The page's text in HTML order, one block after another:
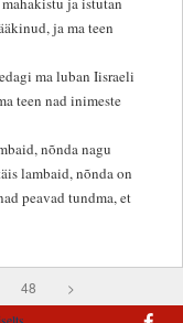
ja ma teen
ma luban Iisraeli
teen nad inimeste
nõnda nagu
lambaid, nõnda on
peavad tundma, et
48 >